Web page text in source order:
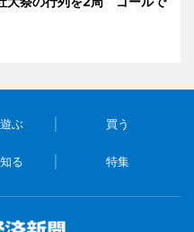
ぶ 買う
る 特集